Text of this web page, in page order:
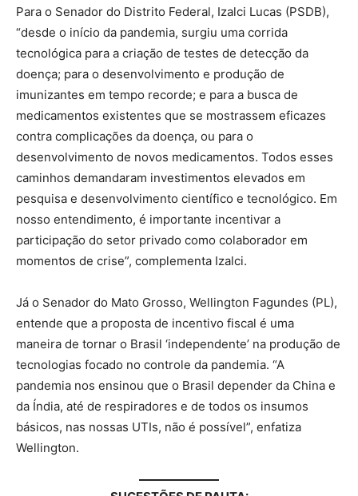
Para o Senador do Distrito Federal, Izalci Lucas (PSDB),
“desde o início da pandemia, surgiu uma corrida
tecnológica para a criação de testes de detecção da
doença; para o desenvolvimento e produção de
imunizantes em tempo recorde; e para a busca de
medicamentos existentes que se mostrassem eficazes
contra complicações da doença, ou para o
desenvolvimento de novos medicamentos. Todos esses
caminhos demandaram investimentos elevados em
pesquisa e desenvolvimento científico e tecnológico. Em
nosso entendimento, é importante incentivar a
participação do setor privado como colaborador em
momentos de crise”, complementa Izalci.
Já o Senador do Mato Grosso, Wellington Fagundes (PL),
entende que a proposta de incentivo fiscal é uma
maneira de tornar o Brasil ‘independente’ na produção de
tecnologias focado no controle da pandemia. “A
pandemia nos ensinou que o Brasil depender da China e
da Índia, até de respiradores e de todos os insumos
básicos, nas nossas UTIs, não é possível”, enfatiza
Wellington.